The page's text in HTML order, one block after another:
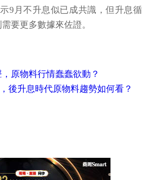
9月不升息似已成共識，但升息循
要更多數據來佐證。
原物料行情蠢蠢欲動？
後升息時代原物料趨勢如何看？